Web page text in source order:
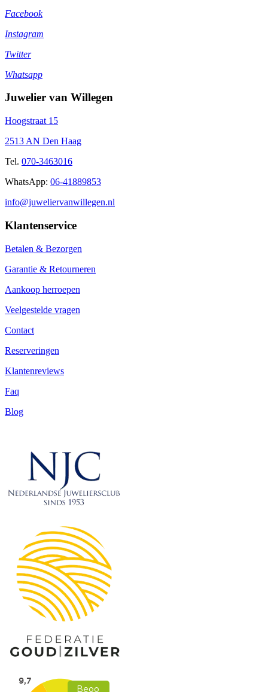
Facebook
Instagram
Twitter
Whatsapp
Juwelier van Willegen
Hoogstraat 15
2513 AN Den Haag
Tel. 070-3463016
WhatsApp: 06-41889853
info@juweliervanwillegen.nl
Klantenservice
Betalen & Bezorgen
Garantie & Retourneren
Aankoop herroepen
Veelgestelde vragen
Contact
Reserveringen
Klantenreviews
Faq
Blog